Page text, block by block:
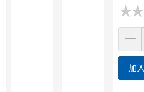
★
★
加